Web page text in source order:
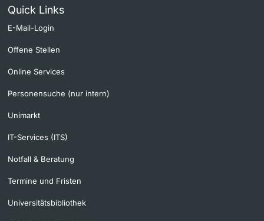
Quick Links
E-Mail-Login
Offene Stellen
Online Services
Personensuche (nur intern)
Unimarkt
IT-Services (ITS)
Notfall & Beratung
Termine und Fristen
Universitätsbibliothek